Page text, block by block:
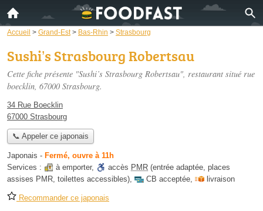
Accueil > Grand-Est > Bas-Rhin > Strasbourg
Sushi’s Strasbourg Robertsau
Cette fiche présente "Sushi’s Strasbourg Robertsau", restaurant situé rue
boecklin, 67000 Strasbourg.
34 Rue Boecklin
67000 Strasbourg
📞 Appeler ce japonais
Japonais - Fermé, ouvre à 11h
Services :
à emporter, accès PMR (entrée adaptée, places
assises PMR, toilettes accessibles), CB acceptée, livraison
Recommander ce japonais